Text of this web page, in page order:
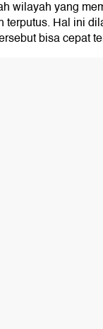
wilayah yang
terputus. Hal ini
bisa cepat